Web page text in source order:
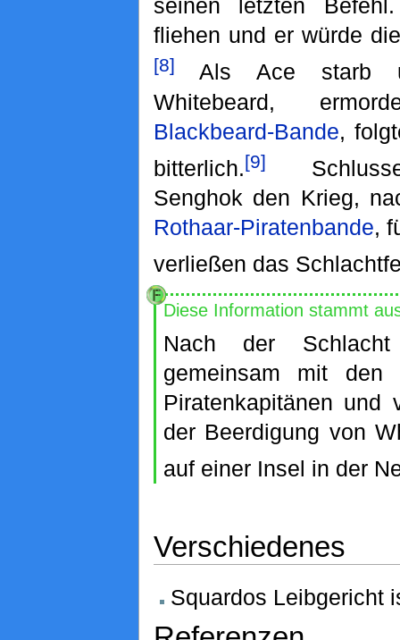
seinen letzten
fliehen und er würde
[8]
Als Ace starb
Whitebeard,
Blackbeard-Bande,
bitterlich.[9]
Senghok den Krieg,
Rothaar-Piratenbande,
verließen das
Diese Information stammt
Nach der
gemeinsam mit den
Piratenkapitänen und
der Beerdigung von
auf einer Insel in der
Verschiedenes
Squardos Leibgericht